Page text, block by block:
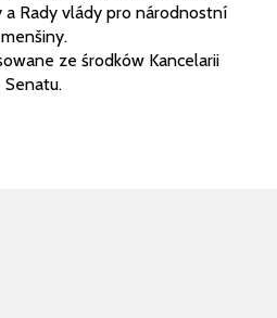
a Rady vlády pro národnostní
menšiny.
ze środków Kancelarii
Senatu.